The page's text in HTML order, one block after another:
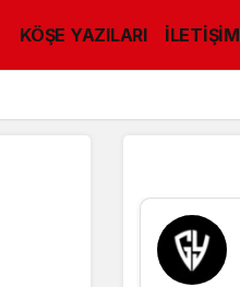
KÖŞE YAZILARI İLETİŞİM